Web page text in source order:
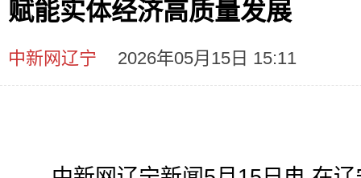
赋能实体经济高质量发展
中新网辽宁 2026年05月15日 15:11